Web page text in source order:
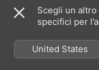
Trailer
Scegli un
specifici per
United States